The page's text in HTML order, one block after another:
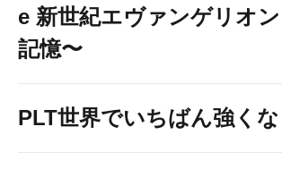
e 新世紀エヴァンゲリオ
記憶〜
PLT世界でいちばん強く